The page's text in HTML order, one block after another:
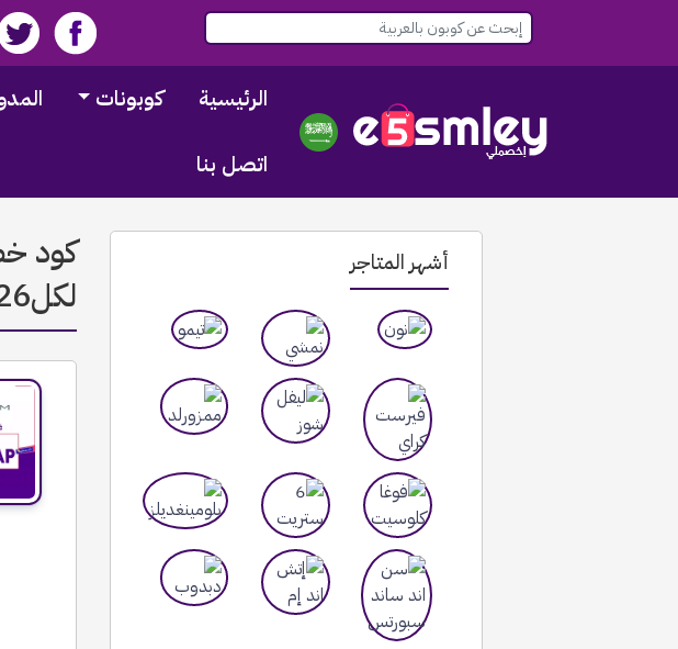
الرئيسية كوبونات
اتصل بنا
أشهر المتاجر
لكلnaseem 2026 لكل موقع Naseem Online